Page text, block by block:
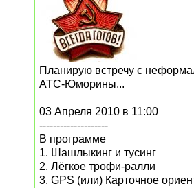
Планирую встречу с
АТС-Юморины...
03 Апреля 2010 в 11:00
--------------------
В программе
1. Шашлыкинг и тусинг
2. Лёгкое трофи-ралли
3. GPS (или) Карточное